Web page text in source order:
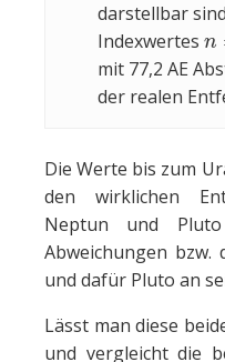
darstellbar
Indexwertes
n=
mit 77,2 AE
der realen
Die Werte bis zum
den wirklichen
Neptun und
Abweichungen
und dafür Pluto an
Lässt man diese
und vergleicht die